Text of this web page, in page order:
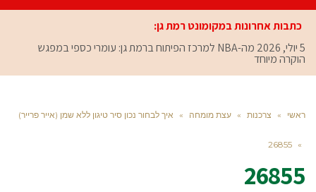
כתבות אחרונות במקומונט רמת גן:
5 יולי, 2026
מה-NBA למרכז הפיתוח ברמת גן: עומרי כספי במפגש
הוקרה מיוחד
ראשי » צרכנות » עצת מומחה » איך לבחור נכון סיר טיגון ללא שמן (אייר פרייר)
»
26855
26855